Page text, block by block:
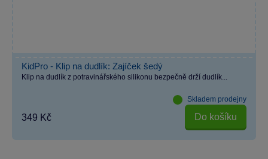
KidPro - Klip na dudlík: Zajíček šedý
Klip na dudlík z potravinářského silikonu bezpečně drží dudlík...
Skladem prodejny
349 Kč Do košíku